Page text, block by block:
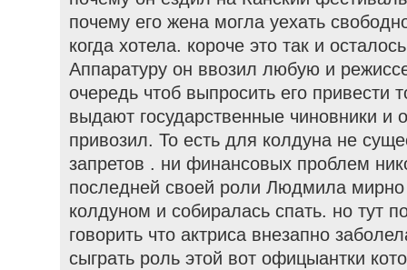
почему его жена могла уехать
когда хотела. короче это так и
Аппаратуру он ввозил любую и
очередь чтоб выпросить его привести
выдают государственные чиновники и
привозил. То есть для колдуна не
запретов . ни финансовых проблем
последней своей роли Людмила
колдуном и собиралась спать. но тут
говорить что актриса внезапно
сыграть роль этой вот офицыантки